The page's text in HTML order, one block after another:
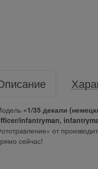
«1/35 декали
infantryman,
от
сейчас!